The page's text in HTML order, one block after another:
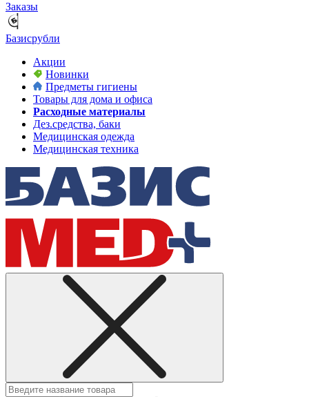
Заказы
Базисрубли
Акции
Новинки
Предметы гигиены
Товары для дома и офиса
Расходные материалы
Дез.средства, баки
Медицинская одежда
Медицинская техника